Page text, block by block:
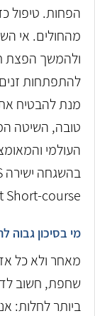
מהחולים. אי
ולהמשך הפצת
להתפתחות
מנת להבטיח
טובה, השיטה
העולמי
course).
מי בסיכון גבוה
מאחר ולא כל
שחפת, חשוב
ביותר לחלות: